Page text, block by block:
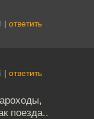
| ответить
| ответить
поезда..